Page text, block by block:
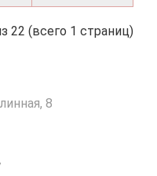
22 (всего 1 страниц)
8